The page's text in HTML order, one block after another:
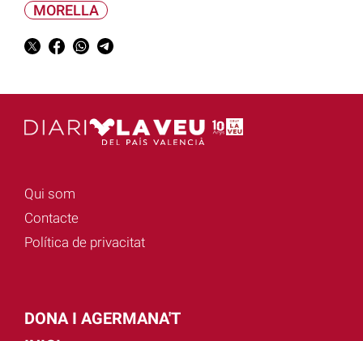
MORELLA
Qui som
Contacte
Política de privacitat
DONA I AGERMANA'T